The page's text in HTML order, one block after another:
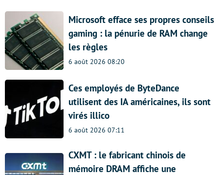
Microsoft efface ses propres conseils
gaming : la pénurie de RAM change
les règles
6 août 2026 08:20
Ces employés de ByteDance
utilisent des IA américaines, ils sont
virés illico
6 août 2026 07:11
CXMT : le fabricant chinois de
mémoire DRAM affiche une